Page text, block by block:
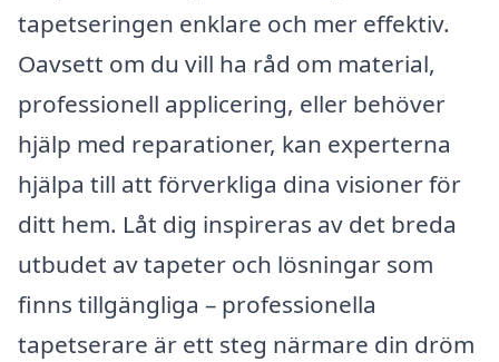
tapetseringen enklare och mer effektiv.
Oavsett om du vill ha råd om material,
professionell applicering, eller behöver
hjälp med reparationer, kan experterna
hjälpa till att förverkliga dina visioner för
ditt hem. Låt dig inspireras av det breda
utbudet av tapeter och lösningar som
finns tillgängliga – professionella
tapetserare är ett steg närmare din dröm